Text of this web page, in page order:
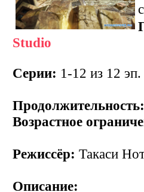
Studio
Серии: 1-12 из 12 эп.
Продолжительность:
Возрастное
Режиссёр: Такаси
Описание: